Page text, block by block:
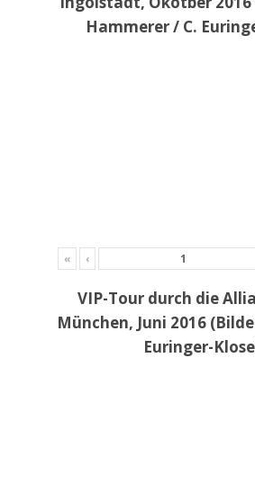
Hammerer / C.
« ‹
VIP-Tour durch die
München, Juni 2016
Euringer-